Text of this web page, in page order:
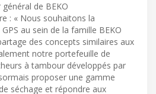
de BEKO
: « Nous souhaitons la
au sein de la famille BEKO
des concepts similaires aux
notre portefeuille de
à tambour développés par
proposer une gamme
séchage et répondre aux